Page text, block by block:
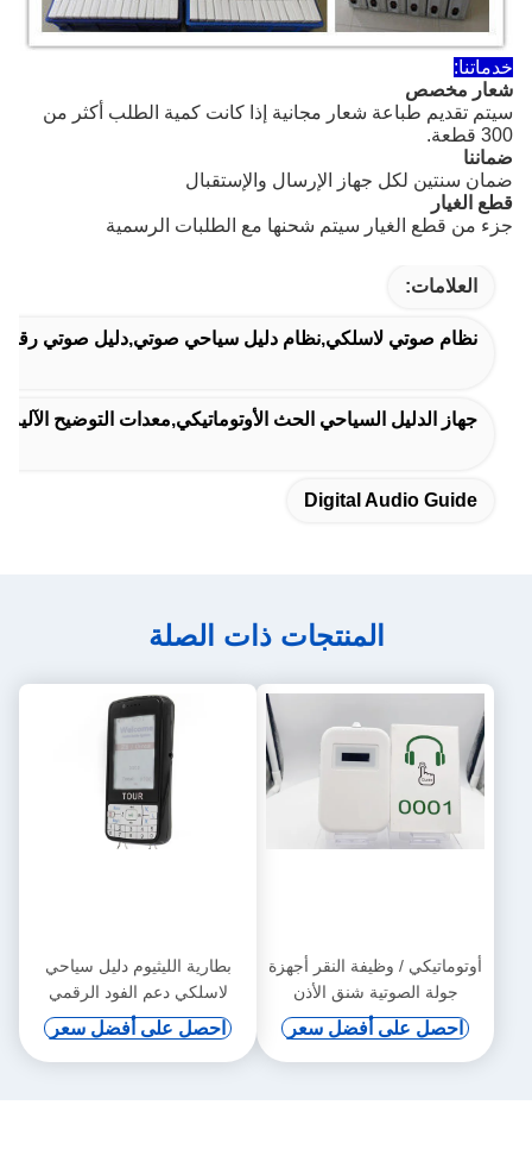
خدماتنا:
شعار مخصص
سيتم تقديم طباعة شعار مجانية إذا كانت كمية الطلب أكثر من
300 قطعة.
ضماننا
ضمان سنتين لكل جهاز الإرسال والإستقبال
قطع الغيار
جزء من قطع الغيار سيتم شحنها مع الطلبات الرسمية
العلامات:
نظام صوتي لاسلكي,نظام دليل سياحي صوتي,دليل صوتي
جهاز الدليل السياحي الحث الأوتوماتيكي,معدات التوضيح
Digital Audio Guide
المنتجات ذات الصلة
أوتوماتيكي / وظيفة النقر أجهزة
جولة الصوتية شنق الأذن
احصل على أفضل سعر
بطارية الليثيوم دليل سياحي
لاسلكي دعم الفود الرقمي
والحث التلقائي
احصل على أفضل سعر